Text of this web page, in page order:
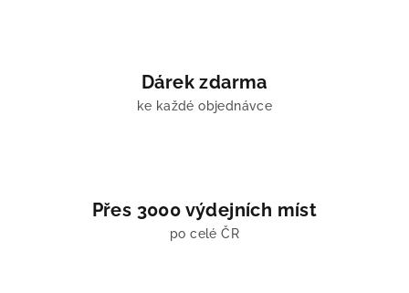
ý
p
Dárek zdarma
ke každé objednávce
Přes 3000 výdejních míst
po celé ČR